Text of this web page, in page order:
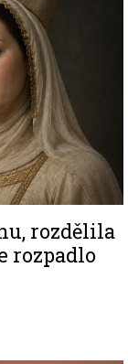
rozdělila
rozpadlo